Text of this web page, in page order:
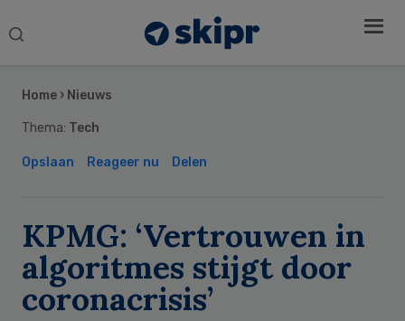
Search
Home › Nieuws
Thema: Tech
Opslaan Reageer nu Delen
KPMG: ‘Vertrouwen in
algoritmes stijgt door
coronacrisis’
Sidebar